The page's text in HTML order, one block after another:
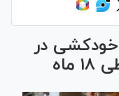
خودکشی در